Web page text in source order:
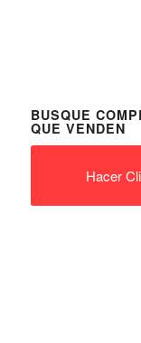
BUSQUE
QUE VENDEN
Hacer